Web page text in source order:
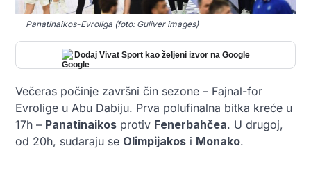
Panatinaikos-Evroliga (foto: Guliver images)
Dodaj Vivat Sport kao željeni izvor na Google
Večeras počinje završni čin sezone – Fajnal-for
Evrolige u Abu Dabiju. Prva polufinalna bitka kreće u
17h – Panatinaikos protiv Fenerbahčea. U drugoj,
od 20h, sudaraju se Olimpijakos i Monako.